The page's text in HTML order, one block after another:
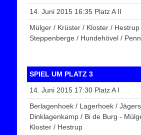
14. Juni 2015 16:35 Platz A II
Mülger / Krüster / Kloster /
Steppenberge / Hundehövel /
SPIEL UM PLATZ 3
14. Juni 2015 17:30 Platz A I
Berlagenhoek / Lagerhoek /
Dinklagenkamp / Bi de Burg -
Kloster / Hestrup